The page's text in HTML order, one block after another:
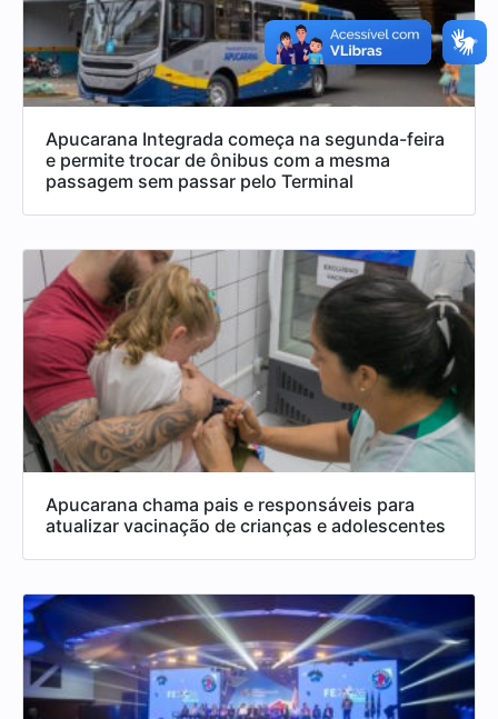
Apucarana Integrada começa na segunda-feira
e permite trocar de ônibus com a mesma
passagem sem passar pelo Terminal
Apucarana chama pais e responsáveis para
atualizar vacinação de crianças e adolescentes